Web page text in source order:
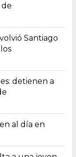
Santiago
detienen a
al día en